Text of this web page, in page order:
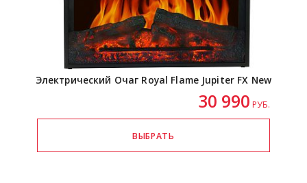
Электрический Очаг Royal Flame Jupiter FX New
30 990 РУБ.